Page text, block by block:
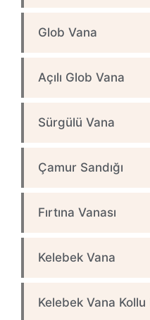
Glob Vana
Açılı Glob Vana
Sürgülü Vana
Çamur Sandığı
Fırtına Vanası
Kelebek Vana
Kelebek Vana